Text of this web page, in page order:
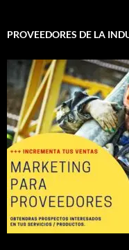
PROVEEDORES DE LA